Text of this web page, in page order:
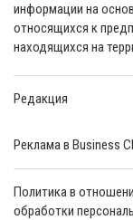
информации на
относящихся к
находящихся на
Редакция
Реклама в Business
Политика в
обработки